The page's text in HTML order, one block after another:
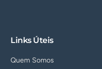
Links Úteis
Quem Somos